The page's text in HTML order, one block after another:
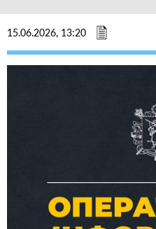
15.06.2026, 13:20